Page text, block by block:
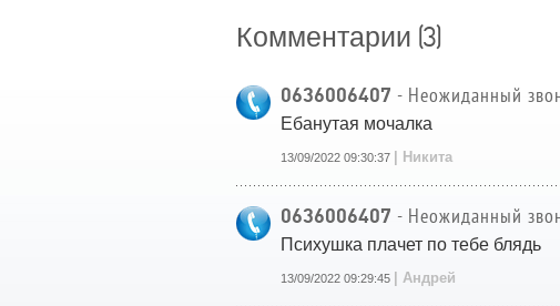
Комментарии (3)
0636006407 - Неожиданный
Ебанутая мочалка
13/09/2022 09:30:37 | Никита
0636006407 - Неожиданный
Психушка плачет по тебе блядь
13/09/2022 09:29:45 | Андрей